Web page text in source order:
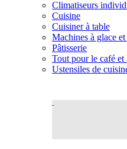
Climatiseurs
Cuisine
Cuisiner à table
Machines à glace
Pâtisserie
Tout pour le café et
Ustensiles de